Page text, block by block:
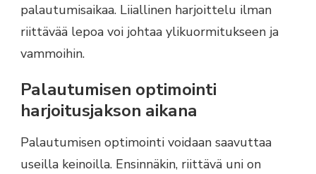
palautumisaikaa. Liiallinen harjoittelu ilman
riittävää lepoa voi johtaa ylikuormitukseen ja
vammoihin.
Palautumisen optimointi
harjoitusjakson aikana
Palautumisen optimointi voidaan saavuttaa
useilla keinoilla. Ensinnäkin, riittävä uni on